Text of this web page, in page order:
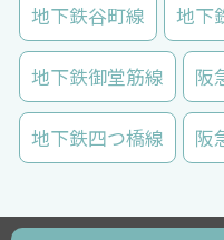
地下鉄谷町線 地下
地下鉄御堂筋線 阪
地下鉄四つ橋線 阪